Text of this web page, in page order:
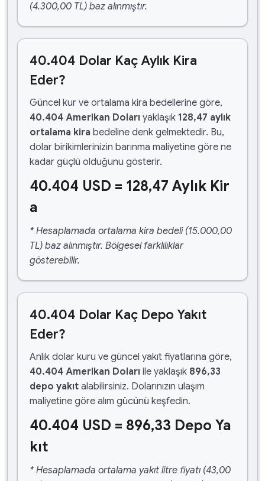
(4.300,00 TL) baz alınmıştır.
40.404 Dolar Kaç Aylık Kira
Eder?
Güncel kur ve ortalama kira bedellerine göre,
40.404 Amerikan Doları yaklaşık 128,47 aylık
ortalama kira bedeline denk gelmektedir. Bu,
dolar birikimlerinizin barınma maliyetine göre ne
kadar güçlü olduğunu gösterir.
40.404 USD = 128,47 Aylık Kir
a
* Hesaplamada ortalama kira bedeli (15.000,00
TL) baz alınmıştır. Bölgesel farklılıklar
gösterebilir.
40.404 Dolar Kaç Depo Yakıt
Eder?
Anlık dolar kuru ve güncel yakıt fiyatlarına göre,
40.404 Amerikan Doları ile yaklaşık 896,33
depo yakıt alabilirsiniz. Dolarınızın ulaşım
maliyetine göre alım gücünü keşfedin.
40.404 USD = 896,33 Depo Ya
kıt
* Hesaplamada ortalama yakıt litre fiyatı (43,00